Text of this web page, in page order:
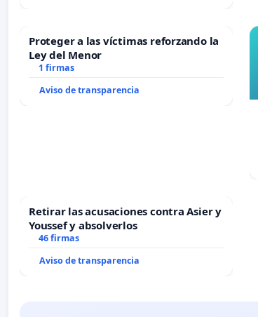
Proteger a las víctimas reforzando la
Ley del Menor
1 firmas
Aviso de transparencia
Retirar las acusaciones contra Asier y
Youssef y absolverlos
46 firmas
Aviso de transparencia